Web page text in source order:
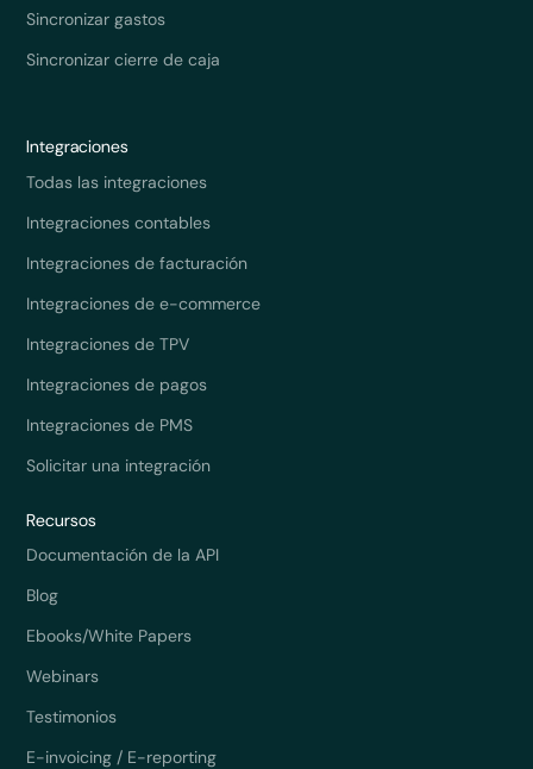
Sincronizar gastos
Sincronizar cierre de caja
Integraciones
Todas las integraciones
Integraciones contables
Integraciones de facturación
Integraciones de e-commerce
Integraciones de TPV
Integraciones de pagos
Integraciones de PMS
Solicitar una integración
Recursos
Documentación de la API
Blog
Ebooks/White Papers
Webinars
Testimonios
E-invoicing / E-reporting